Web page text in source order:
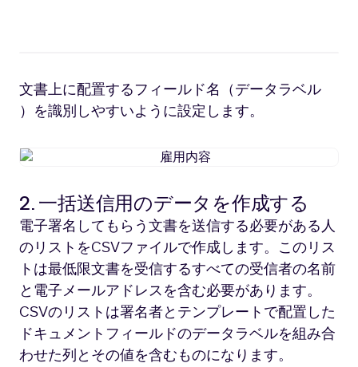
文書上に配置するフィールド名（データラベル
）を識別しやすいように設定します。
雇
容
2. 一括送信用のデータを作成する
電子署名してもらう文書を送信する必要がある人
のリストをCSVファイルで作成します。このリス
トは最低限文書を受信するすべての受信者の名前
と電子メールアドレスを含む必要があります。
CSVのリストは署名者とテンプレートで配置した
ドキュメントフィールドのデータラベルを組み合
わせた列とその値を含むものになります。